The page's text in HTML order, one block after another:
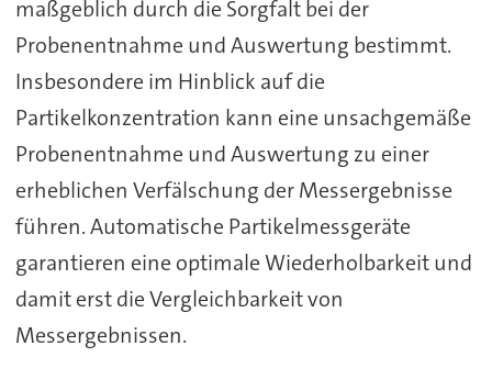
maßgeblich durch die Sorgfalt bei der
Probenentnahme und Auswertung bestimmt.
Insbesondere im Hinblick auf die
Partikelkonzentration kann eine unsachgemäße
Probenentnahme und Auswertung zu einer
erheblichen Verfälschung der Messergebnisse
führen. Automatische Partikelmessgeräte
garantieren eine optimale Wiederholbarkeit und
damit erst die Vergleichbarkeit von
Messergebnissen.